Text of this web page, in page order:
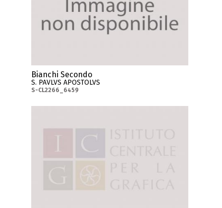
Bianchi Secondo
S. PAVLVS APOSTOLVS
S-CL2266_6459